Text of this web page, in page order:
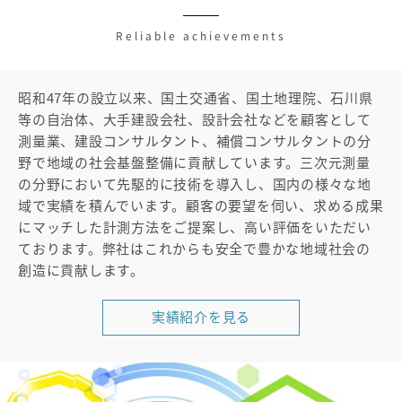
Reliable achievements
昭和47年の設立以来、国土交通省、国土地理院、石川県
等の自治体、大手建設会社、設計会社などを顧客として
測量業、建設コンサルタント、補償コンサルタントの分
野で地域の社会基盤整備に貢献しています。三次元測量
の分野において先駆的に技術を導入し、国内の様々な地
域で実績を積んでいます。顧客の要望を伺い、求める成果
にマッチした計測方法をご提案し、高い評価をいただい
ております。弊社はこれからも安全で豊かな地域社会の
創造に貢献します。
実績紹介を見る